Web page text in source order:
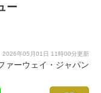
ー
2026年05月01日 11時00分更新
ァーウェイ・ジャパン